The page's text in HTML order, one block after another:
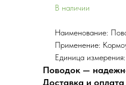
В наличии
Наименование:
Применение:
Единица
Поводок —
Доставка и оплата